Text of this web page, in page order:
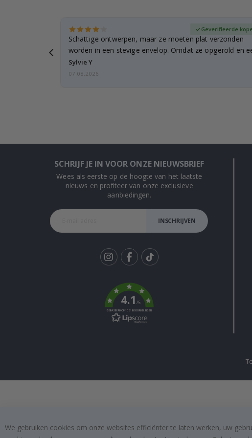
Schattige ontwerpen, maar ze moeten plat verzonden
worden in een stevige envelop. Omdat ze opgerold en
beetje…
Sylvie Y
Geverifieerde
07.08.2026
SCHRIJF JE IN VOOR ONZE NIEUWSBRIEF
Wees als eerste op de hoogte van het laatste
nieuws en profiteer van onze exclusieve
aanbiedingen.
INSCHRIJVEN
k
4.1/5
GEBASEERD OP 1031 BEOORDELINGEN
We gebruiken cookies om onze websites efficiënter te laten werken, uw